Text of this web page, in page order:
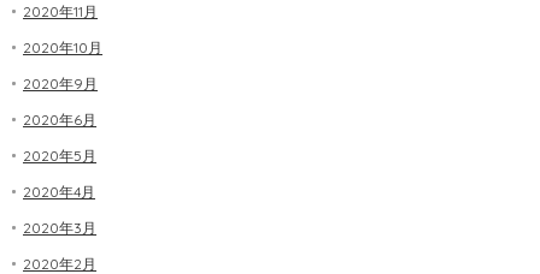
2020年11月
2020年10月
2020年9月
2020年6月
2020年5月
2020年4月
2020年3月
2020年2月